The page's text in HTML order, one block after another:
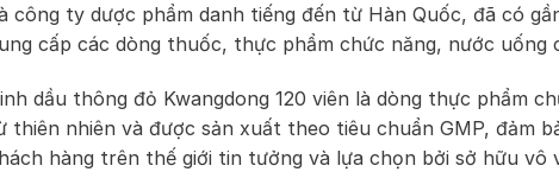
công ty dược phẩm danh tiếng đến từ Hàn Quốc, đã có
cấp các dòng thuốc, thực phẩm chức năng, nước uống
dầu thông đỏ Kwangdong 120 viên là dòng thực phẩm
thiên nhiên và được sản xuất theo tiêu chuẩn GMP, đảm
hàng trên thế giới tin tưởng và lựa chọn bởi sở hữu vô